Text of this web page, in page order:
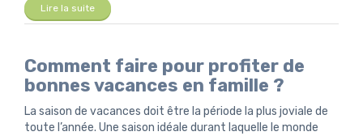
Lire la suite
Comment faire pour profiter de
bonnes vacances en famille ?
La saison de vacances doit être la période la plus joviale de
toute l’année. Une saison idéale durant laquelle le monde